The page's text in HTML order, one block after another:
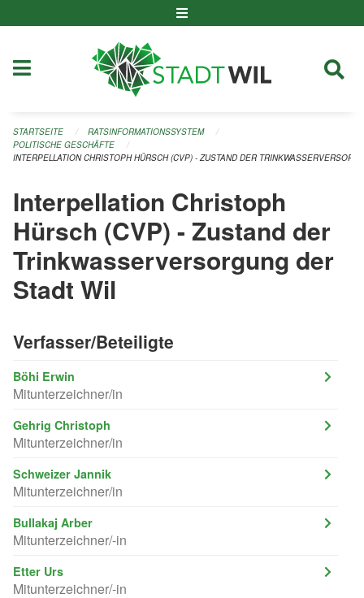
STARTSEITE
RATSINFORMATIONSSYSTEM
POLITISCHE GESCHÄFTE
INTERPELLATION CHRISTOPH HÜRSCH (CVP) - ZUSTAND DER
Interpellation Christoph
Hürsch (CVP) - Zustand der
Trinkwasserversorgung der
Stadt Wil
Verfasser/Beteiligte
Böhi Erwin
Mitunterzeichner/in
Gehrig Christoph
Mitunterzeichner/in
Schweizer Jannik
Mitunterzeichner/in
Bullakaj Arber
Mitunterzeichner/-in
Etter Urs
Mitunterzeichner/-in